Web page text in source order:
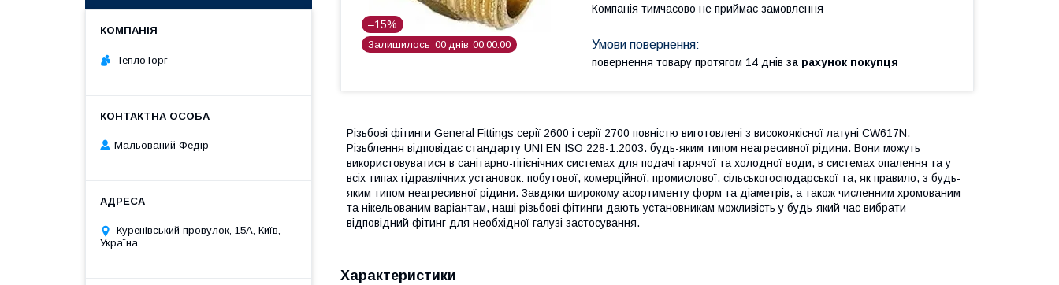
–15%
Залишилось 00 днів 00 00 00
Компанія тимчасово не приймає замовлення
повернення товару протягом 14 днів за рахунок покупця
Різьбові фітинги General Fittings серії 2600 і серії 2700 повністю виготовлені з високоякісної латуні CW617N.
Різьблення відповідає стандарту UNI EN ISO 228-1:2003. будь-яким типом неагресивної рідини. Вони можуть
використовуватися в санітарно-гігієнічних системах для подачі гарячої та холодної води, в системах опалення та у
всіх типах гідравлічних установок: побутової, комерційної, промислової, сільськогосподарської та, як правило, з будь-
яким типом неагресивної рідини. Завдяки широкому асортименту форм та діаметрів, а також численним хромованим
та нікельованим варіантам, наші різьбові фітинги дають установникам можливість у будь-який час вибрати
відповідний фітинг для необхідної галузі застосування.
Характеристики
ТеплоТорг
Мальований Федір
Куренівський провулок, 15А, Київ,
Україна